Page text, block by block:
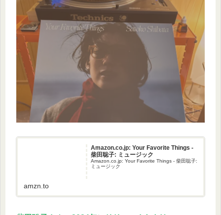
Amazon.co.jp: Your Favorite Things -
柴田聡子: ミュージック
Amazon.co.jp: Your Favorite Things - 柴田聡子:
ミュージック
amzn.to